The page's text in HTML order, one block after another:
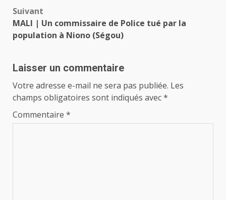
Suivant
MALI | Un commissaire de Police tué par la
population à Niono (Ségou)
Laisser un commentaire
Votre adresse e-mail ne sera pas publiée. Les
champs obligatoires sont indiqués avec*
Commentaire *